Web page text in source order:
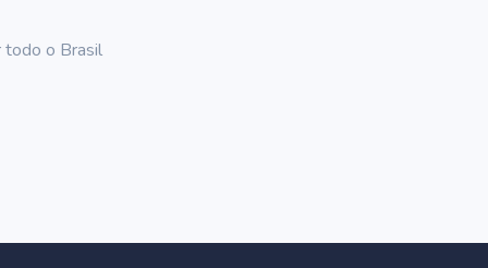
todo o Brasil